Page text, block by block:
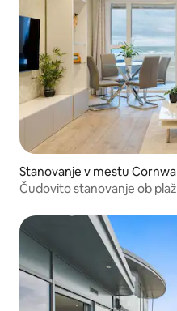
Stanovanje v mestu Cornwall
Čudovito stanovanje ob